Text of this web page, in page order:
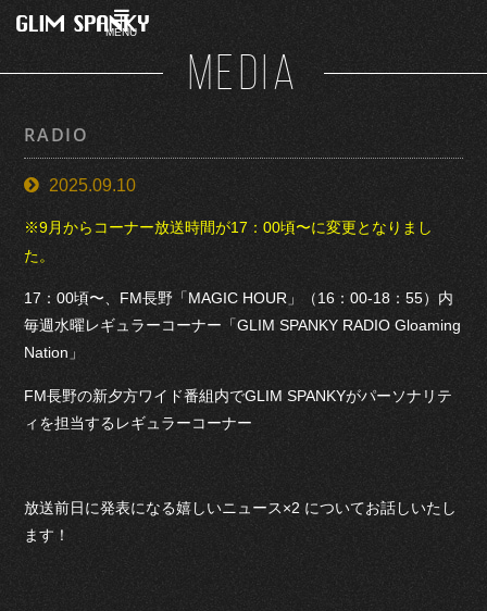
MENU
MEDIA
RADIO
2025.09.10
※9月からコーナー放送時間が17：00頃〜に変更となりまし
た。
17：00頃〜、FM長野「MAGIC HOUR」（16：00-18：55）内
毎週水曜レギュラーコーナー「GLIM SPANKY RADIO Gloaming
Nation」
FM長野の新夕方ワイド番組内でGLIM SPANKYがパーソナリテ
ィを担当するレギュラーコーナー
放送前日に発表になる嬉しいニュース×2 についてお話しいたし
ます！